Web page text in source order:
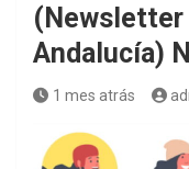
(Newsletter
Andalucía)
1 mes atrás